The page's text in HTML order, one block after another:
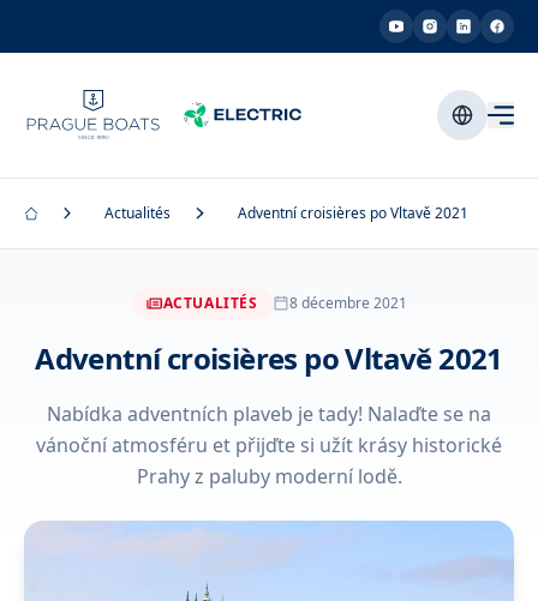
Actualités Adventní croisières po Vltavě 2021
ACTUALITÉS 8 décembre 2021
Adventní croisières po Vltavě 2021
Nabídka adventních plaveb je tady! Nalaďte se na
vánoční atmosféru et přijďte si užít krásy historické
Prahy z paluby moderní lodě.